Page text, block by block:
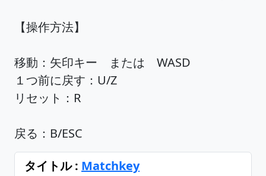
【操作方法】
移動：矢印キー または WASD
１つ前に戻す：U/Z
リセット：R
戻る：B/ESC
タイトル : Matchkey